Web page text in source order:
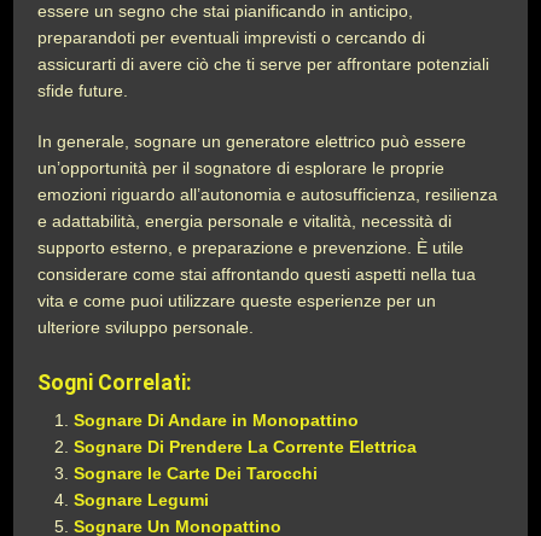
essere un segno che stai pianificando in anticipo,
preparandoti per eventuali imprevisti o cercando di
assicurarti di avere ciò che ti serve per affrontare potenziali
sfide future.
In generale, sognare un generatore elettrico può essere
un’opportunità per il sognatore di esplorare le proprie
emozioni riguardo all’autonomia e autosufficienza, resilienza
e adattabilità, energia personale e vitalità, necessità di
supporto esterno, e preparazione e prevenzione. È utile
considerare come stai affrontando questi aspetti nella tua
vita e come puoi utilizzare queste esperienze per un
ulteriore sviluppo personale.
Sogni Correlati:
Sognare Di Andare in Monopattino
Sognare Di Prendere La Corrente Elettrica
Sognare le Carte Dei Tarocchi
Sognare Legumi
Sognare Un Monopattino